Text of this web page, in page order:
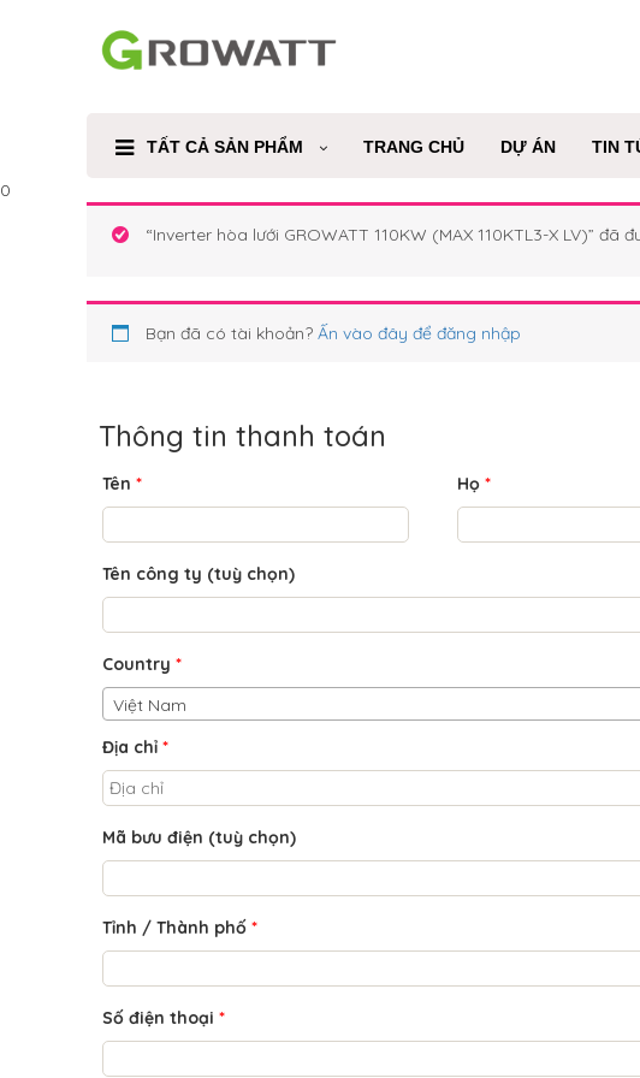
TẤT CẢ SẢN PHẨM TRANG CHỦ DỰ ÁN TIN
0
“Inverter hòa lưới GROWATT 110KW (MAX 110KTL3-X LV)” đã
Bạn đã có tài khoản? Ấn vào đây để đăng nhập
Thông tin thanh toán
Tên * Họ *
Tên công ty (tuỳ chọn)
Country *
Việt Nam
Địa chỉ *
Mã bưu điện (tuỳ chọn)
Tỉnh / Thành phố *
Số điện thoại *